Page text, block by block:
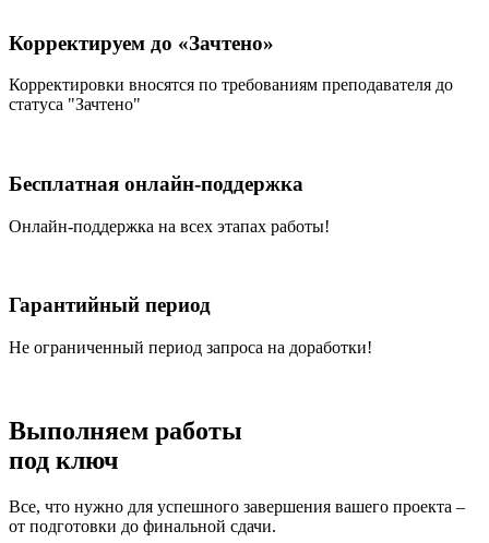
Корректируем до «Зачтено»
Корректировки вносятся по требованиям преподавателя до
статуса "Зачтено"
Бесплатная онлайн-поддержка
Онлайн-поддержка на всех этапах работы!
Гарантийный период
Не ограниченный период запроса на доработки!
Выполняем работы
под ключ
Все, что нужно для успешного завершения вашего проекта –
от подготовки до финальной сдачи.